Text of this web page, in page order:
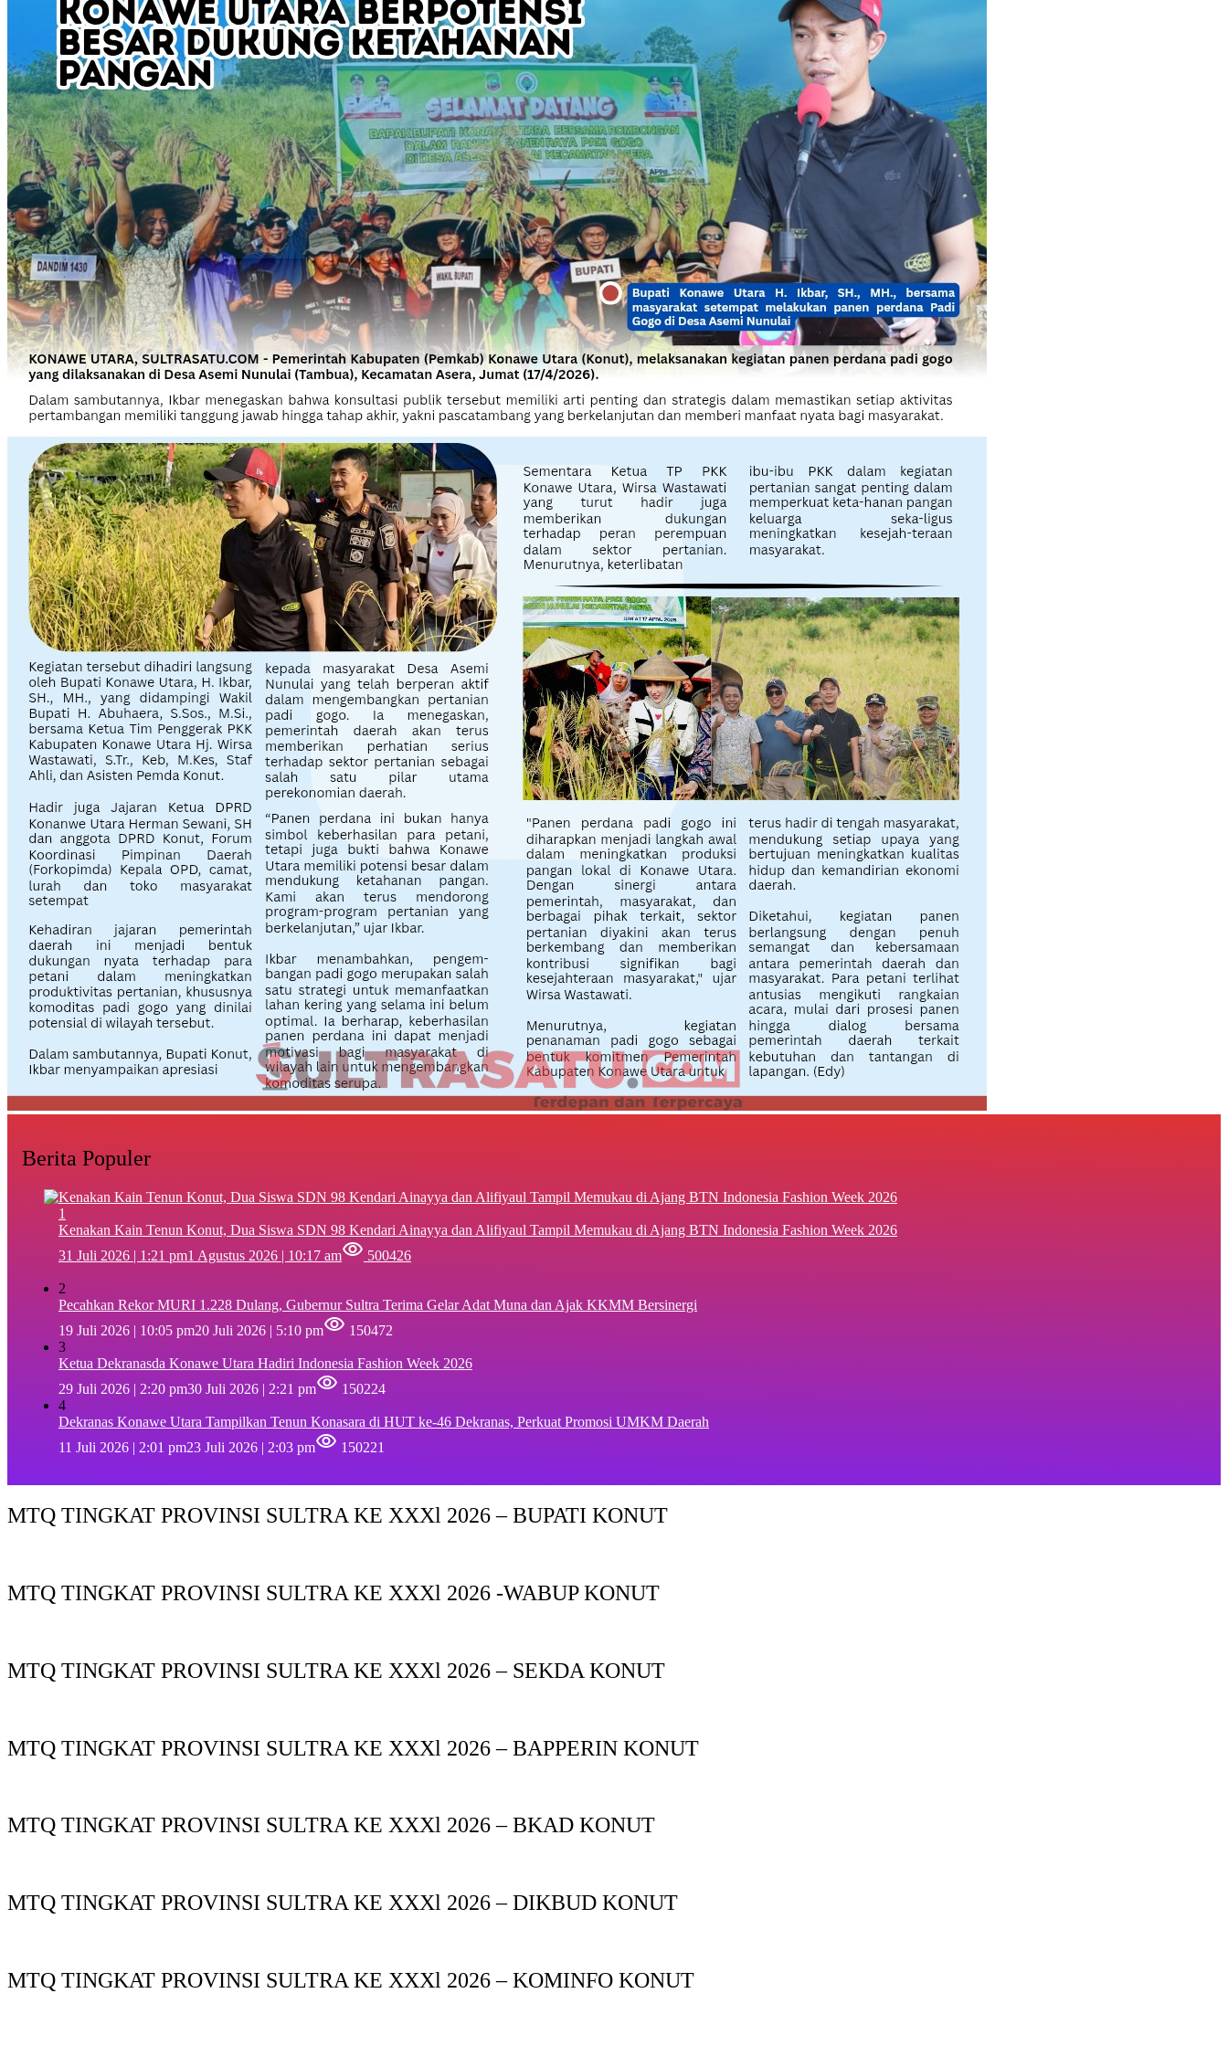
Berita Populer
1
‎Kenakan Kain Tenun Konut, Dua Siswa SDN 98 Kendari Ainayya dan Alifiyaul Tampil Memukau di Ajang BTN Indonesia Fashion Week 2026
31 Juli 2026 | 1:21 pm1 Agustus 2026 | 10:17 am 500426
2
Pecahkan Rekor MURI 1.228 Dulang, Gubernur Sultra Terima Gelar Adat Muna dan Ajak KKMM Bersinergi
19 Juli 2026 | 10:05 pm20 Juli 2026 | 5:10 pm
150472
3
Ketua Dekranasda Konawe Utara Hadiri Indonesia Fashion Week 2026
29 Juli 2026 | 2:20 pm30 Juli 2026 | 2:21 pm
150224
4
Dekranas Konawe Utara Tampilkan Tenun Konasara di HUT ke-46 Dekranas, Perkuat Promosi UMKM Daerah
11 Juli 2026 | 2:01 pm23 Juli 2026 | 2:03 pm 150221
MTQ TINGKAT PROVINSI SULTRA KE XXXl 2026 – BUPATI KONUT
MTQ TINGKAT PROVINSI SULTRA KE XXXl 2026 -WABUP KONUT
MTQ TINGKAT PROVINSI SULTRA KE XXXl 2026 – SEKDA KONUT
MTQ TINGKAT PROVINSI SULTRA KE XXXl 2026 – BAPPERIN KONUT
MTQ TINGKAT PROVINSI SULTRA KE XXXl 2026 – BKAD KONUT
MTQ TINGKAT PROVINSI SULTRA KE XXXl 2026 – DIKBUD KONUT
MTQ TINGKAT PROVINSI SULTRA KE XXXl 2026 – KOMINFO KONUT